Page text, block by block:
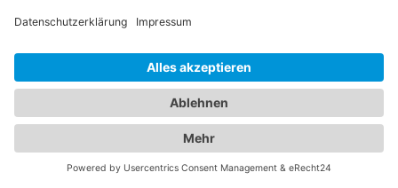
Ihnen bei Fahrzeugpannen und Problemen zur
Seite stehen. Erfahren Sie mehr über ihre
Leistungen, Verfügbarkeiten und Kontaktdaten, um
im Ernstfall schnell und zuverlässig Hilfe zu
erhalten. Gleichzeitig bieten wir Ihnen
Informationen zu verschiedenen Hotels in Ihrer
gewünschten Destination. Ob Sie nach einem
luxuriösen 5-Sterne-Hotel, einer gemütlichen